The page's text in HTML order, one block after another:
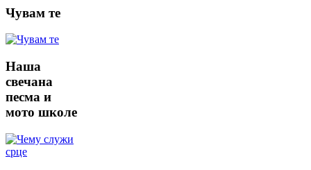
Чувам те
Наша
свечана
песма и
мото школе